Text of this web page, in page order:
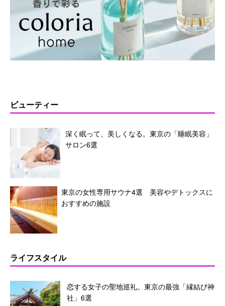
ビューティー
深く眠って、美しくなる。東京の「睡眠美容」
サロン6選
東京の女性専用サウナ4選 美容やデトックスに
おすすめの施設
ライフスタイル
恋する女子の聖地巡礼。東京の最強「縁結び神
社」6選